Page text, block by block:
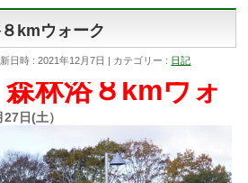
kmウォーク
日時 : 2021年12月7日 カテゴリー : 日記
林浴８kmウォ
日(土）